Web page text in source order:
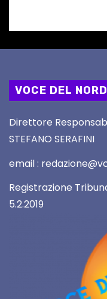
VOCE DEL
Direttore
STEFANO SERAFINI
email :
Registrazione
5.2.2019